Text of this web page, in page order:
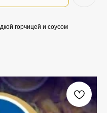
горчицей и соусом